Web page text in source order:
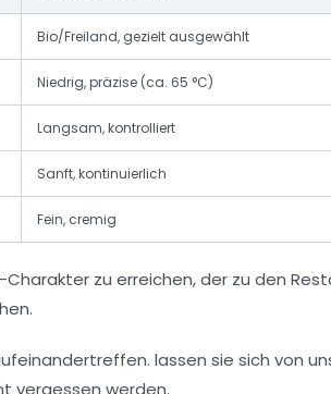
Bio/Freiland, gezielt ausgewählt
Niedrig, präzise (ca. 65 °C)
Langsam, kontrolliert
Sanft, kontinuierlich
Fein, cremig
zu erreichen, der zu den